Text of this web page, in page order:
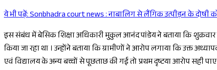
ये भी पढ़ें:Sonbhadra court news : नाबालिग से लैंगिक उत्पीड़न के दोषी को
इस संबंध में बेसिक शिक्षा अधिकारी मुकुल आनंद पांडेय ने बताया कि शुक्रवार
किया जा रहा था । उन्होंने बताया कि ग्रामीणों ने आरोप लगाया कि उक्त
एवं विद्यालय के अन्य बच्चों से पूछताछ की गई तो प्रथम दृष्टया आरोप सही